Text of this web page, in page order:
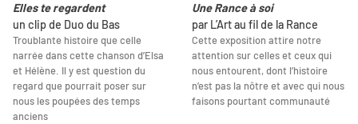
Elles te regardent
un clip de Duo du Bas
Troublante histoire que celle
narrée dans cette chanson d’Elsa
et Hélène. Il y est question du
regard que pourrait poser sur
nous les poupées des temps
anciens
Une Rance à soi
par L’Art au fil de la Rance
Cette exposition attire notre
attention sur celles et ceux qui
nous entourent, dont l’histoire
n’est pas la nôtre et avec qui nous
faisons pourtant communauté